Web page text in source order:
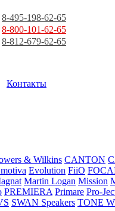
8-495-198-62-65
8-800-101-62-65
8-812-679-62-65
Контакты
& Wilkins CANTON
Evolution FiiO
Martin Logan Mission
PREMIERA Primare Pro-
SWAN Speakers TONE